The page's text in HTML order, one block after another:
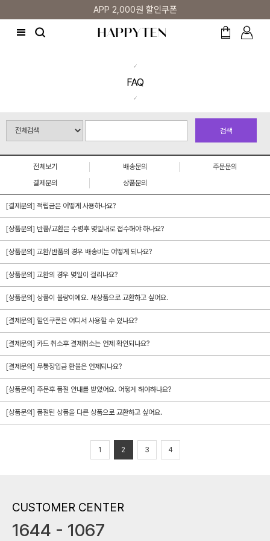
APP 2,000원 할인쿠폰
FAQ
검색
전체보기 배송문의
주문문의
결제문의
상품문의
[결제문의] 적립금은 어떻게 사용하나요?
[상품문의] 반품/교환은 수령후 몇일내로 접수해야 하나요?
[상품문의] 교환/반품의 경우 배송비는 어떻게 되나요?
[상품문의] 교환의 경우 몇일이 걸리나요?
[상품문의] 상품이 불량이에요. 새상품으로 교환하고 싶어요.
[결제문의] 할인쿠폰은 어디서 사용할 수 있나요?
[결제문의] 카드 취소후 결제취소는 언제 확인되나요?
[결제문의] 무통장입금 환불은 언제되나요?
[상품문의] 주문후 품절 안내를 받았어요. 어떻게 해야하나요?
[상품문의] 품절된 상품을 다른 상품으로 교환하고 싶어요.
1 2 3 4
CUSTOMER CENTER
1644 - 1067